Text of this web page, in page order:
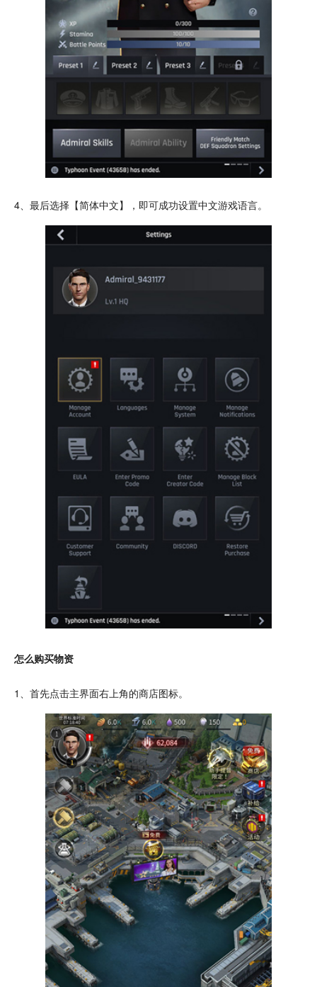
4、最后选择【简体中文】，即可成功设置中文游戏语言。
怎么购买物资
1、首先点击主界面右上角的商店图标。